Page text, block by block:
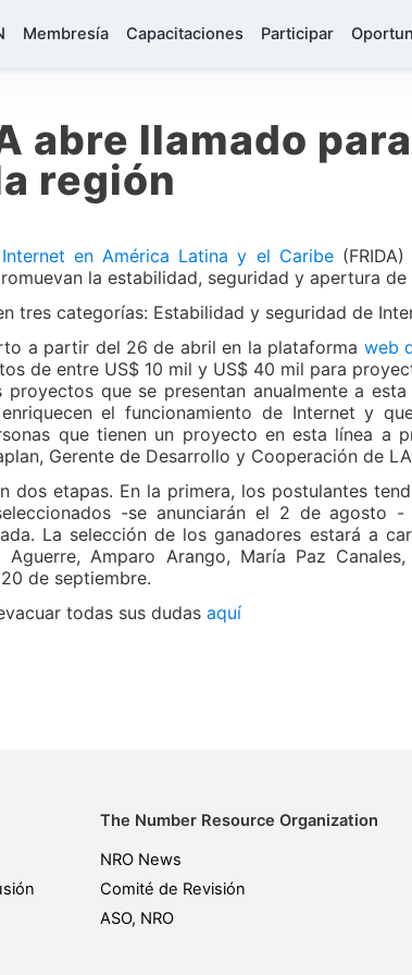
Membresía Capacitaciones Participar
abre llamado
región
en América Latina y el Caribe(FRIDA)
la estabilidad, seguridad y apertura de
tres categorías: Estabilidad y seguridad de
a partir del 26 de abril en la plataforma web
de entre US$ 10 mil y US$ 40 mil para
que se presentan anualmente a
el funcionamiento de Internet y
que tienen un proyecto en esta línea a
Gerente de Desarrollo y Cooperación de
dos etapas. En la primera, los postulantes
-se anunciarán el 2 de agosto
La selección de los ganadores estará a
Amparo Arango, María Paz
de septiembre.
todas sus dudas aquí
The Number Resource Organization
NRO News
Comité de Revisión
ASO, NRO